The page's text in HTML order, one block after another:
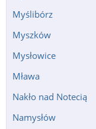
Myślibórz
Myszków
Mysłowice
Mława
Nakło nad Notecią
Namysłów